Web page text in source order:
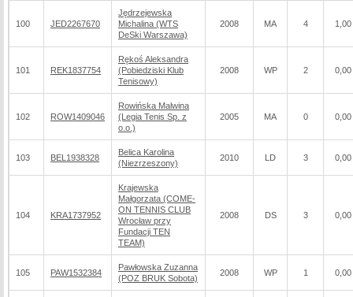
100 JED2267670
Jędrzejewska
Michalina (WTS
DeSki Warszawa)
2008 MA 4 1,00
101 REK1837754
Rękoś Aleksandra
(Pobiedziski Klub
Tenisowy)
2008 WP 2 0,00
102 ROW1409046
Rowińska Malwina
(Legia Tenis Sp. z
o.o.)
2005 MA 0 0,00
103 BEL1938328
Belica Karolina
(Niezrzeszony)
2010 LD 3 0,00
104 KRA1737952
Krajewska
Małgorzata (COME-
ON TENNIS CLUB
Wrocław przy
Fundacji TEN
TEAM)
2008 DS 3 0,00
105 PAW1532384
Pawłowska Zuzanna
(POZ BRUK Sobota)
2008 WP 1 0,00